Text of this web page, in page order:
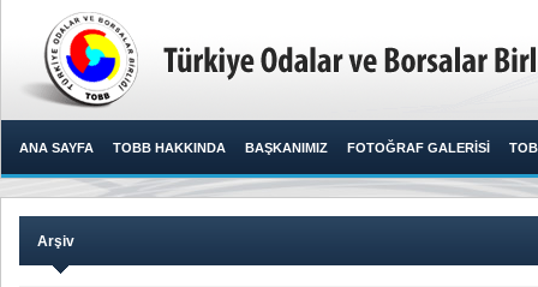
ANA SAYFA TOBB HAKKINDA BAŞKANIMIZ FOTOĞRAF GALERİSİ
Arşiv